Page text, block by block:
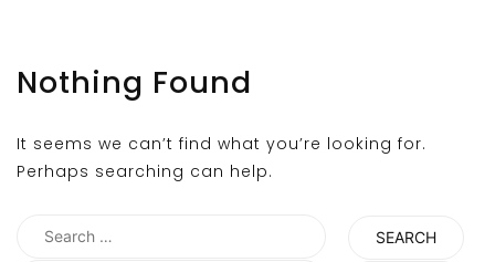
Nothing Found
It seems we can’t find what you’re looking for.
Perhaps searching can help.
Search